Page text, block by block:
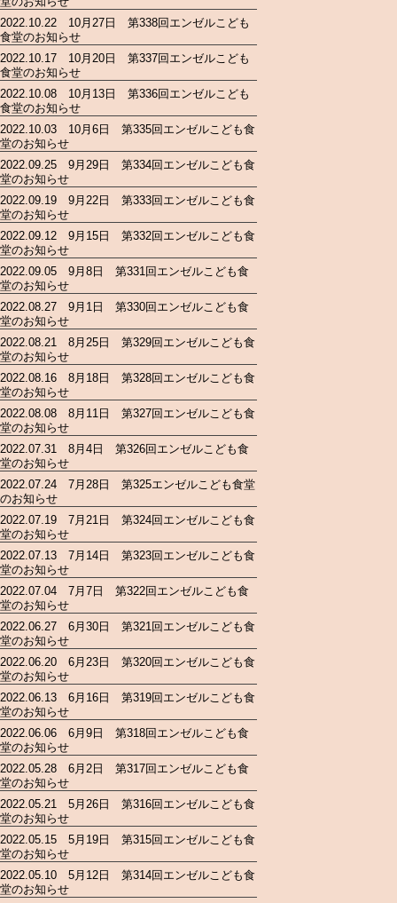
2022.10.22 10月27日 第338回エンゼルこども
食堂のお知らせ
2022.10.17 10月20日 第337回エンゼルこども
食堂のお知らせ
2022.10.08 10月13日 第336回エンゼルこども
食堂のお知らせ
2022.10.03 10月6日 第335回エンゼルこども食
堂のお知らせ
2022.09.25 9月29日 第334回エンゼルこども食
堂のお知らせ
2022.09.19 9月22日 第333回エンゼルこども食
堂のお知らせ
2022.09.12 9月15日 第332回エンゼルこども食
堂のお知らせ
2022.09.05 9月8日 第331回エンゼルこども食
堂のお知らせ
2022.08.27 9月1日 第330回エンゼルこども食
堂のお知らせ
2022.08.21 8月25日 第329回エンゼルこども食
堂のお知らせ
2022.08.16 8月18日 第328回エンゼルこども食
堂のお知らせ
2022.08.08 8月11日 第327回エンゼルこども食
堂のお知らせ
2022.07.31 8月4日 第326回エンゼルこども食
堂のお知らせ
2022.07.24 7月28日 第325エンゼルこども食堂
のお知らせ
2022.07.19 7月21日 第324回エンゼルこども食
堂のお知らせ
2022.07.13 7月14日 第323回エンゼルこども食
堂のお知らせ
2022.07.04 7月7日 第322回エンゼルこども食
堂のお知らせ
2022.06.27 6月30日 第321回エンゼルこども食
堂のお知らせ
2022.06.20 6月23日 第320回エンゼルこども食
堂のお知らせ
2022.06.13 6月16日 第319回エンゼルこども食
堂のお知らせ
2022.06.06 6月9日 第318回エンゼルこども食
堂のお知らせ
2022.05.28 6月2日 第317回エンゼルこども食
堂のお知らせ
2022.05.21 5月26日 第316回エンゼルこども食
堂のお知らせ
2022.05.15 5月19日 第315回エンゼルこども食
堂のお知らせ
2022.05.10 5月12日 第314回エンゼルこども食
堂のお知らせ